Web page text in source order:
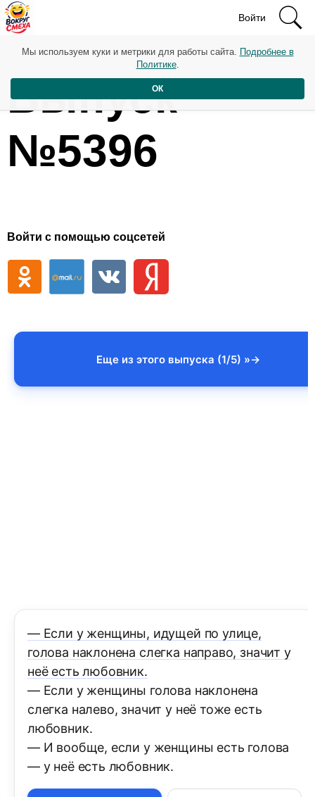
Войти
Выпуск
№5396
Войти с помощью соцсетей
Еще из этого выпуска (1/5) »
— Если у женщины, идущей по улице,
голова наклонена слегка направо, значит у
неё есть любовник.
— Если у женщины голова наклонена
слегка налево, значит у неё тоже есть
любовник.
— И вообще, если у женщины есть голова
— у неё есть любовник.
Мы используем куки и метрики для работы сайта. Подробнее в
Политике.
ОК